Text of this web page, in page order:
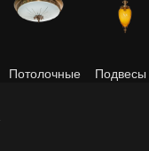
Потолочные Подвесы